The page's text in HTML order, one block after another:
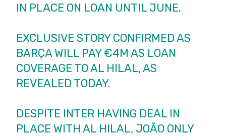
IN PLACE ON LOAN UNTIL JUNE.
EXCLUSIVE STORY CONFIRMED AS
BARÇA WILL PAY €4M AS LOAN
COVERAGE TO AL HILAL, AS
REVEALED TODAY.
DESPITE INTER HAVING DEAL IN
PLACE WITH AL HILAL, JOÃO ONLY